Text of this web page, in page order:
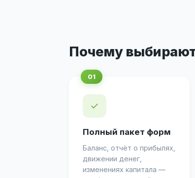
Почему
✓
Полный пакет форм
Баланс, отчёт о прибылях,
движении денег,
изменениях капитала —